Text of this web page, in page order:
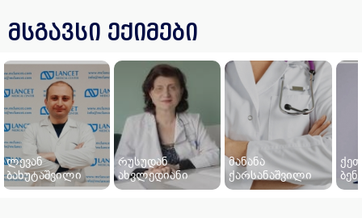
მსგავსი ექიმები
ლევან
ბახუტაშვილი
რუსუდან
ახვლედიანი
მანანა
ქარსანაშვილი